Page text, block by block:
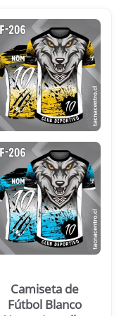
Camiseta de
Fútbol Blanco